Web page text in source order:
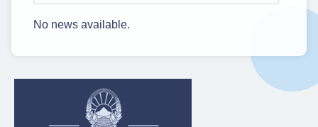
No news available.